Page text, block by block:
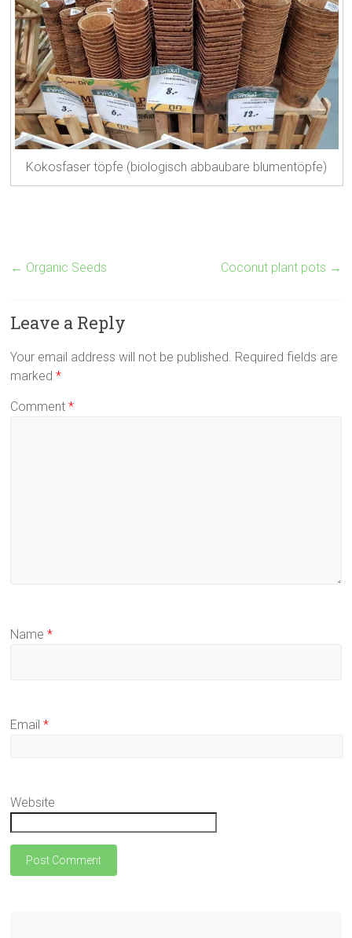
Kokosfaser töpfe (biologisch abbaubare blumentöpfe)
← Organic Seeds Coconut plant pots →
Leave a Reply
Your email address will not be published. Required fields are
marked*
Comment*
Name*
Email*
Website